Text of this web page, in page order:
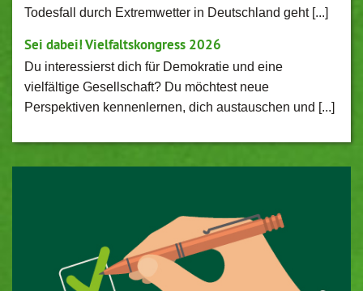
Todesfall durch Extremwetter in Deutschland geht [...]
Sei dabei! Vielfaltskongress 2026
Du interessierst dich für Demokratie und eine
vielfältige Gesellschaft? Du möchtest neue
Perspektiven kennenlernen, dich austauschen und [...]